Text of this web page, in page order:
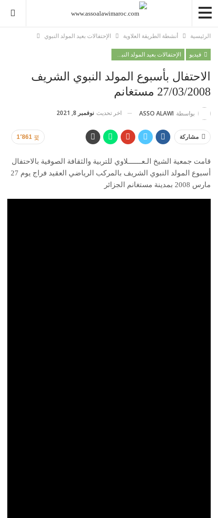
الرئيسية أنشطة الطريقة العلاوية الإحتفالات بعيد المولد النبوي
فيديو الإحتفالات بعيد المولد النبوي
الاحتفال بأسبوع المولد النبوي الشريف
27/03/2008 مستغانم
بواسطة ASSO ALAWI اخر تحديث نوفمبر 8, 2021
1٬861 مشاركة
قامت جمعية الشيخ الـعـــــــلاوي للتربية والثقافة الصوفية بالاحتفال
أسبوع المولد النبوي الشريف بالمركب الرياضي العقيد فراج يوم 27
مارس 2008 بمدينة مستغانم الجزائر